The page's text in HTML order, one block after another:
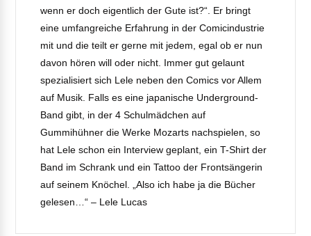
wenn er doch eigentlich der Gute ist?“. Er bringt
eine umfangreiche Erfahrung in der Comicindustrie
mit und die teilt er gerne mit jedem, egal ob er nun
davon hören will oder nicht. Immer gut gelaunt
spezialisiert sich Lele neben den Comics vor Allem
auf Musik. Falls es eine japanische Underground-
Band gibt, in der 4 Schulmädchen auf
Gummihühner die Werke Mozarts nachspielen, so
hat Lele schon ein Interview geplant, ein T-Shirt der
Band im Schrank und ein Tattoo der Frontsängerin
auf seinem Knöchel. „Also ich habe ja die Bücher
gelesen…“ – Lele Lucas